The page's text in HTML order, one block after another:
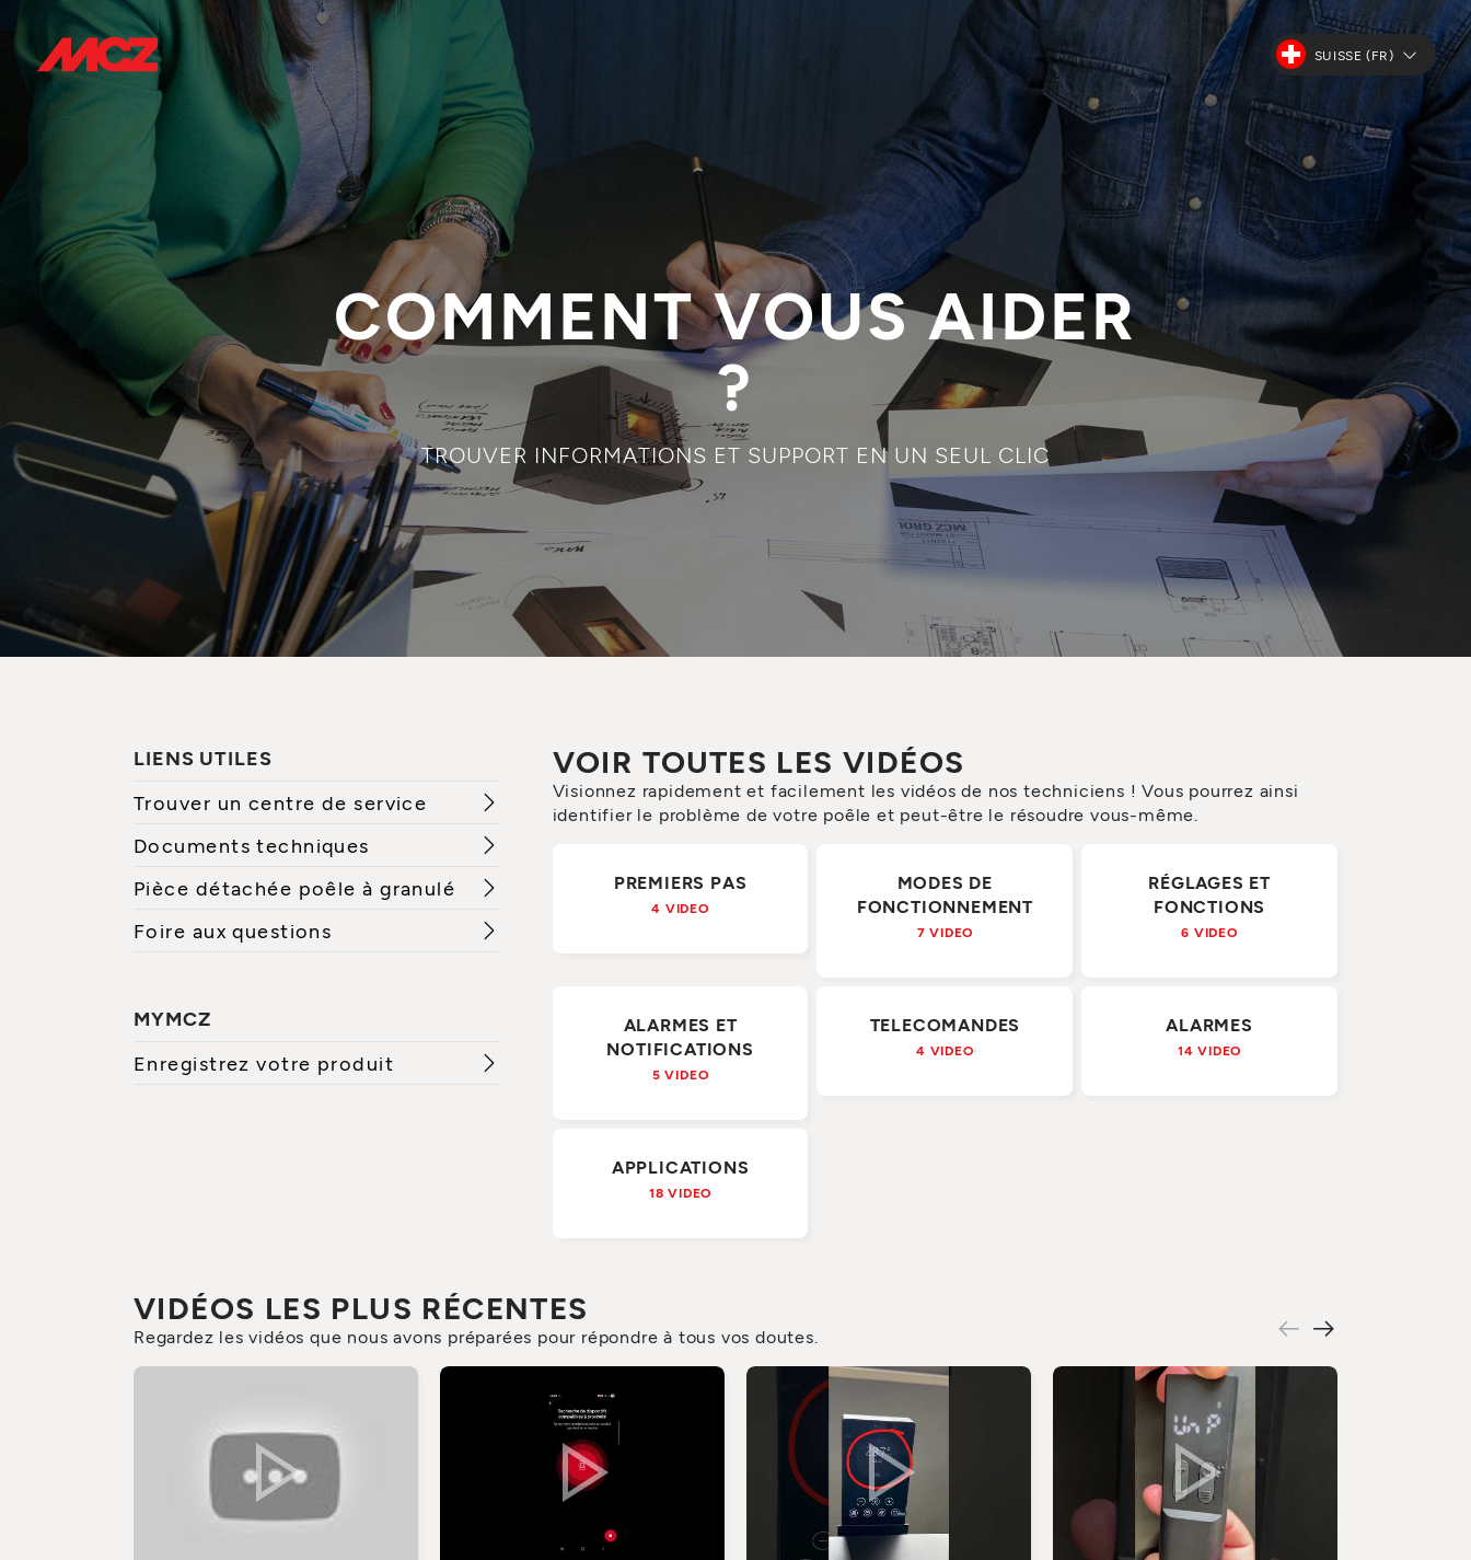
SUISSE (FR)
COMMENT VOUS AIDER
?
TROUVER INFORMATIONS ET SUPPORT EN UN SEUL CLIC
LIENS UTILES
Trouver un centre de service
Documents techniques
Pièce détachée poêle à granulé
Foire aux questions
MYMCZ
Enregistrez votre produit
VOIR TOUTES LES VIDÉOS
Visionnez rapidement et facilement les vidéos de nos techniciens ! Vous pourrez ainsi
identifier le problème de votre poêle et peut-être le résoudre vous-même.
PREMIERS PAS
4 VIDEO
MODES DE
FONCTIONNEMENT
7 VIDEO
RÉGLAGES ET
FONCTIONS
6 VIDEO
ALARMES ET
NOTIFICATIONS
5 VIDEO
TELECOMANDES
4 VIDEO
ALARMES
14 VIDEO
APPLICATIONS
18 VIDEO
VIDÉOS LES PLUS RÉCENTES
Regardez les vidéos que nous avons préparées pour répondre à tous vos doutes.